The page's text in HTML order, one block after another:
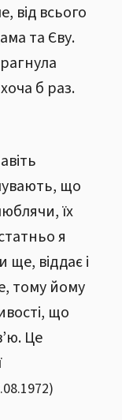
від всього
та Єву.
б раз.
що
їх
я
ще, віддає і
тому йому
що
Це
)